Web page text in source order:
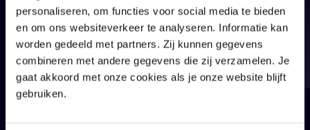
personaliseren, om functies voor social media te bieden
en om ons websiteverkeer te analyseren. Informatie kan
worden gedeeld met partners. Zij kunnen gegevens
combineren met andere gegevens die zij verzamelen. Je
gaat akkoord met onze cookies als je onze website blijft
gebruiken.